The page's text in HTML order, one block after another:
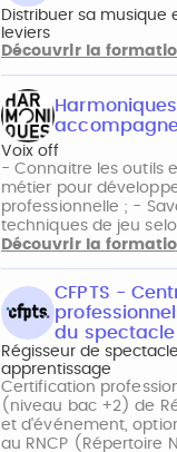
Distribuer sa musique
leviers
Découvrir la
Voix off
- Connaitre les outils
métier pour
professionnelle ; -
techniques de jeu
Découvrir la
CFPTS -
du spectacle
Régisseur de
apprentissage
Certification
(niveau bac +2) de
et d'événement,
au RNCP (Répertoire